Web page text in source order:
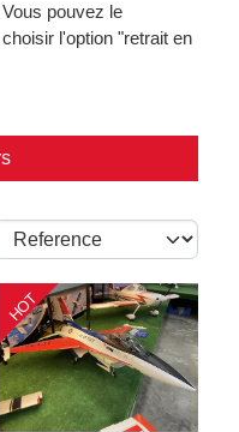
pouvez le
l'option "retrait en
HOT